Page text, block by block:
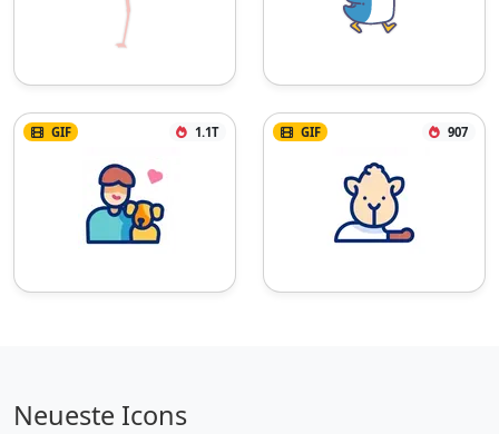
GIF 1.1T GIF 907
Neueste Icons